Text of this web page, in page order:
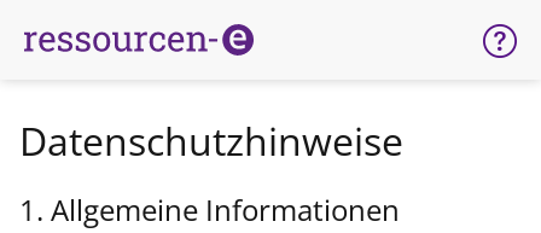
Datenschutzhinweise
1. Allgemeine Informationen